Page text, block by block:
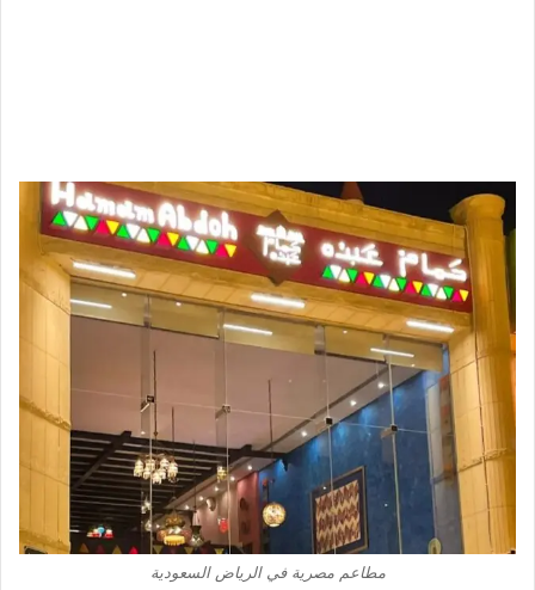
مطاعم مصرية في الرياض السعودية